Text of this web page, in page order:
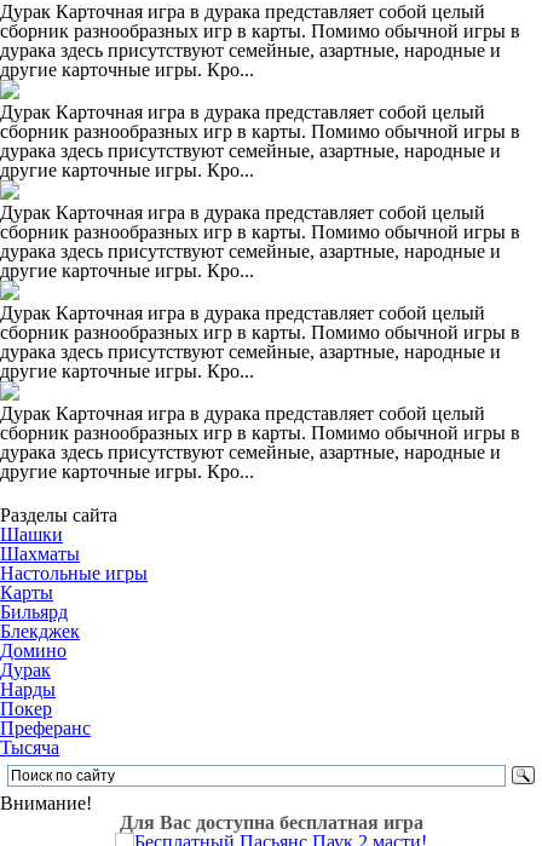
Дурак Карточная игра в дурака представляет собой целый
сборник разнообразных игр в карты. Помимо обычной игры в
дурака здесь присутствуют семейные, азартные, народные и
другие карточные игры. Кро...
Дурак Карточная игра в дурака представляет собой целый
сборник разнообразных игр в карты. Помимо обычной игры в
дурака здесь присутствуют семейные, азартные, народные и
другие карточные игры. Кро...
Дурак Карточная игра в дурака представляет собой целый
сборник разнообразных игр в карты. Помимо обычной игры в
дурака здесь присутствуют семейные, азартные, народные и
другие карточные игры. Кро...
Дурак Карточная игра в дурака представляет собой целый
сборник разнообразных игр в карты. Помимо обычной игры в
дурака здесь присутствуют семейные, азартные, народные и
другие карточные игры. Кро...
Дурак Карточная игра в дурака представляет собой целый
сборник разнообразных игр в карты. Помимо обычной игры в
дурака здесь присутствуют семейные, азартные, народные и
другие карточные игры. Кро...
Разделы сайта
Шашки
Шахматы
Настольные игры
Карты
Бильярд
Блекджек
Домино
Дурак
Нарды
Покер
Преферанс
Тысяча
Внимание!
Для Вас доступна бесплатная игра